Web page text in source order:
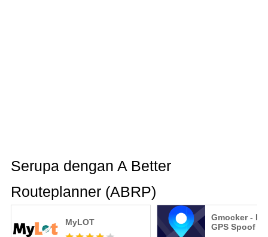
Serupa dengan A Better
Routeplanner (ABRP)
MyLOT
Gmocker -
GPS Spoof